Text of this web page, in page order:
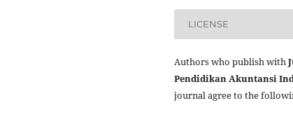
LICENSE
Authors who publish with
Pendidikan Akuntansi
journal agree to the